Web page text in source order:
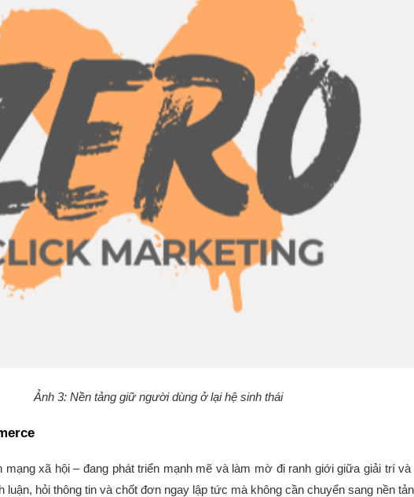
Ảnh 3: Nền tảng giữ người dùng ở lại hệ sinh thái
xã hội – đang phát triển mạnh mẽ và làm mờ đi ranh giới giữa giải trí
luận, hỏi thông tin và chốt đơn ngay lập tức mà không cần chuyển sang nền